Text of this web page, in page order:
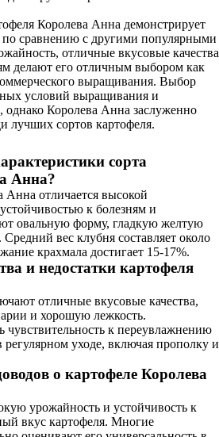
Королева Анна демонстрирует
сравнению с другими популярными
отличные вкусовые качества
делают его отличным выбором как
выращивания. Выбор
условий выращивания и
однако Королева Анна заслуженно
лучших сортов картофеля.
сорта
Анна?
Анна отличается высокой
к болезням и
овальную форму, гладкую желтую
вес клубня составляет около
крахмала достигает 15-17%.
и недостатки картофеля
отличные вкусовые качества,
и хорошую лежкость.
чувствительность к переувлажнению
уходе, включая прополку и
о картофеле Королева
урожайность и устойчивость к
вкус картофеля. Многие